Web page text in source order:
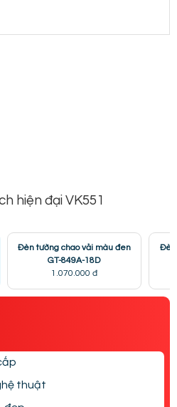
hiện đại VK551
Đèn tường chao vải màu đen
GT-849A-18D
1.070.000 đ
Đèn
thuật